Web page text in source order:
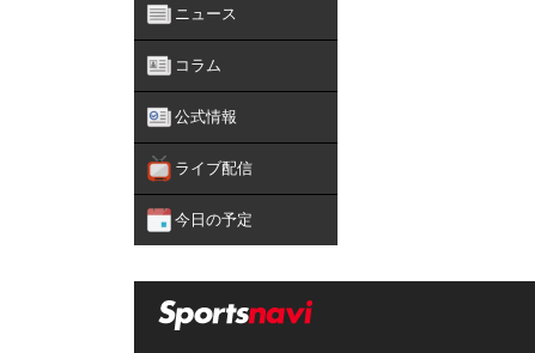
ニュース
コラム
公式情報
ライブ配信
今日の予定